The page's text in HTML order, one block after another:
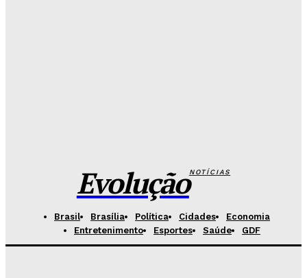
EvoluçãoNOTÍCIAS
Brasil Brasília Política Cidades
Economia
Entretenimento
Esportes Saúde GDF